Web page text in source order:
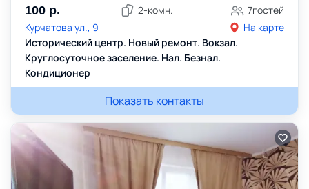
100 р. 2-комн. 7гостей
Курчатова ул., 9
На карте
Исторический центр. Новый ремонт. Вокзал.
Круглосуточное заселение. Нал. Безнал.
Кондиционер
Показать контакты